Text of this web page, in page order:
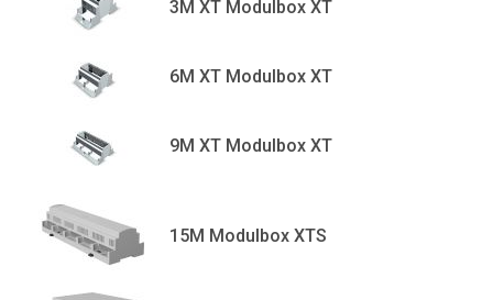
3M XT Modulbox XT
6M XT Modulbox XT
9M XT Modulbox XT
15M Modulbox XTS